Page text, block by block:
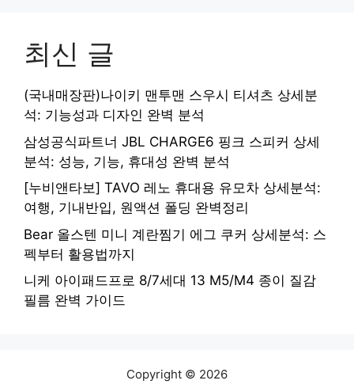
최신 글
(국내매장판)나이키 맨투맨 스우시 티셔츠 상세분
석: 기능성과 디자인 완벽 분석
삼성공식파트너 JBL CHARGE6 핑크 스피커 상세
분석: 성능, 기능, 휴대성 완벽 분석
[누비앤타보] TAVO 레노 휴대용 유모차 상세분석:
여행, 기내반입, 원액션 폴딩 완벽정리
Bear 올스텐 미니 계란찜기 에그 쿠커 상세분석: 스
펙부터 활용법까지
니케 아이패드프로 8/7세대 13 M5/M4 종이 질감
필름 완벽 가이드
Copyright © 2026